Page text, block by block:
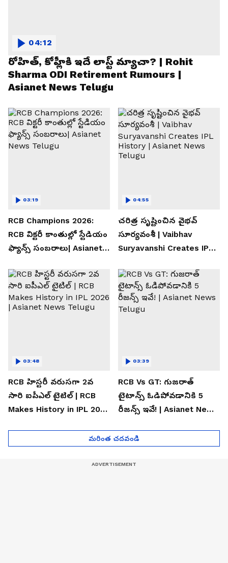
రోహిత్, కోహ్లీకి ఇదే లాస్ట్ మ్యాచా? | Rohit
Sharma ODI Retirement Rumours |
Asianet News Telugu
04:12
RCB Champions 2026:
RCB విక్టరీ కాంతుల్లో స్టేడియం
ఫ్యాన్స్ సంబరాలు| Asianet
03:19
చరిత్ర సృష్టించిన వైభవ్
సూర్యవంశీ | Vaibhav
Suryavanshi Creates IPL
Telugu
04:55
RCB హిస్టరీ వరుసగా 2వ
సారి ఐపీఎల్ టైటిల్ | RCB
Makes History in IPL 2026
03:48
RCB Vs GT: గుజరాత్
టైటాన్స్ ఓడిపోవడానికి 5
రీజన్స్ ఇవే! | Asianet News
03:39
మరింత చదవండి